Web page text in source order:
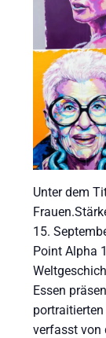
Unter dem
15.
Point Alpha
Essen
verfasst von